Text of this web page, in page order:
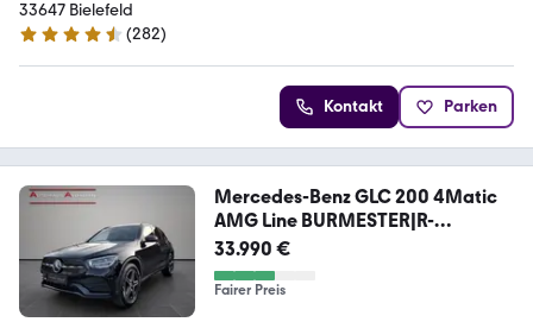
33647 Bielefeld
4.7 Sterne
(282)
Kontakt Parken
Mercedes-Benz GLC 200 4Matic
AMG Line BURMESTER|R-
KAM|NIGHT
33.990 €
Fairer Preis